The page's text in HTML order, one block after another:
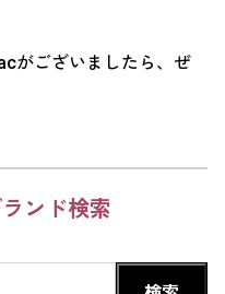
がございましたら、ぜ
ンド検索